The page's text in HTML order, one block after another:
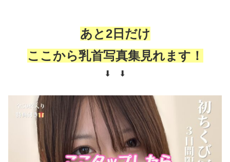
あと2日だけ
ここから乳首写真集見れます！
⬇︎ ⬇︎